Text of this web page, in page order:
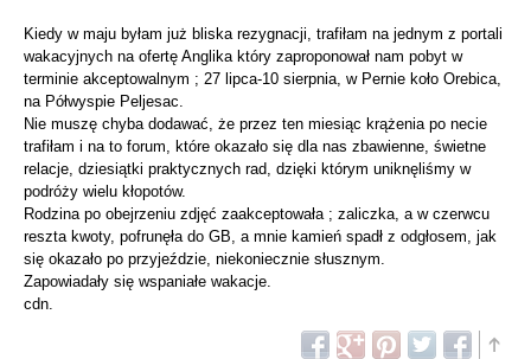
Kiedy w maju byłam już bliska rezygnacji, trafiłam na jednym z portali
wakacyjnych na ofertę Anglika który zaproponował nam pobyt w
terminie akceptowalnym ; 27 lipca-10 sierpnia, w Pernie koło Orebica,
na Półwyspie Peljesac.
Nie muszę chyba dodawać, że przez ten miesiąc krążenia po necie
trafiłam i na to forum, które okazało się dla nas zbawienne, świetne
relacje, dziesiątki praktycznych rad, dzięki którym uniknęliśmy w
podróży wielu kłopotów.
Rodzina po obejrzeniu zdjęć zaakceptowała ; zaliczka, a w czerwcu
reszta kwoty, pofrunęła do GB, a mnie kamień spadł z odgłosem, jak
się okazało po przyjeździe, niekoniecznie słusznym.
Zapowiadały się wspaniałe wakacje.
cdn.